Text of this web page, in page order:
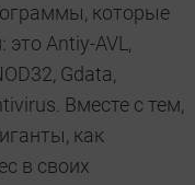
которые
Antiy-AVL,
Gdata,
Вместе с тем,
как
в своих